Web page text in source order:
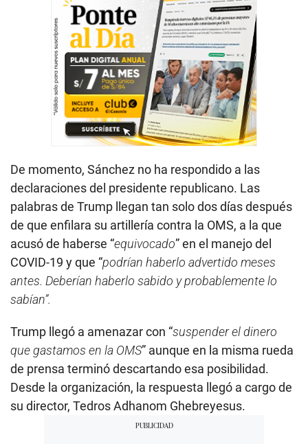
De momento, Sánchez no ha respondido a las
declaraciones del presidente republicano. Las
palabras de Trump llegan tan solo dos días después
de que enfilara su artillería contra la OMS, a la que
acusó de haberse “equivocado” en el manejo del
COVID-19 y que “podrían haberlo advertido meses
antes. Deberían haberlo sabido y probablemente lo
sabían”.
Trump llegó a amenazar con “suspender el dinero
que gastamos en la OMS” aunque en la misma rueda
de prensa terminó descartando esa posibilidad.
Desde la organización, la respuesta llegó a cargo de
su director, Tedros Adhanom Ghebreyesus.